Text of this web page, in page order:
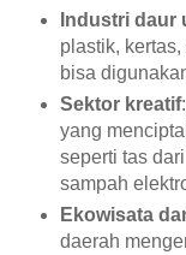
Industri daur
plastik,
bisa
Sektor kreatif
yang
seperti tas
sampah
Ekowisata
daerah